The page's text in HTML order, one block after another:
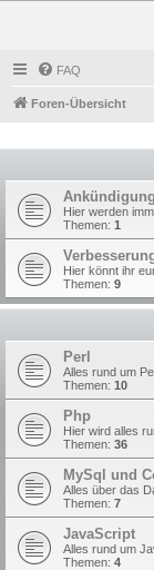
FAQ
Foren-Übersicht
Hier werden
Themen: 1
Hier könnt ihr
Themen: 9
Perl
Alles rund um
Themen: 10
Php
Hier wird alles
Themen: 36
MySql und
Alles über das
Themen: 7
JavaScript
Alles rund um
Themen: 4